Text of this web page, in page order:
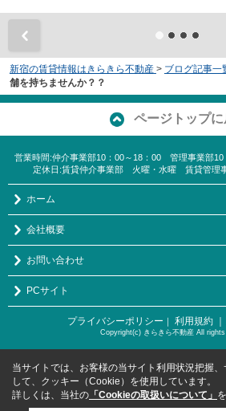
新宿の賃貸情報はきらきら不動産 > ブログ記事一
舗を持ちませんか？？
ページトップに
営業時間:仲介事業部10：00～18：00 管理事業部
定休日:賃貸仲介事業部 火曜・水曜 賃貸管理
ホーム
会社概要
お問い合わせ
PCサイト
プライバシーポリシー ｜ 利用規約
Copyright(c) きらきら不動産 All rights
当サイトでは、お客様の当サイト利用状況把握
して、クッキー（Cookie）を使用しています。
詳しくは、当社の 「Cookieの取扱いについて」